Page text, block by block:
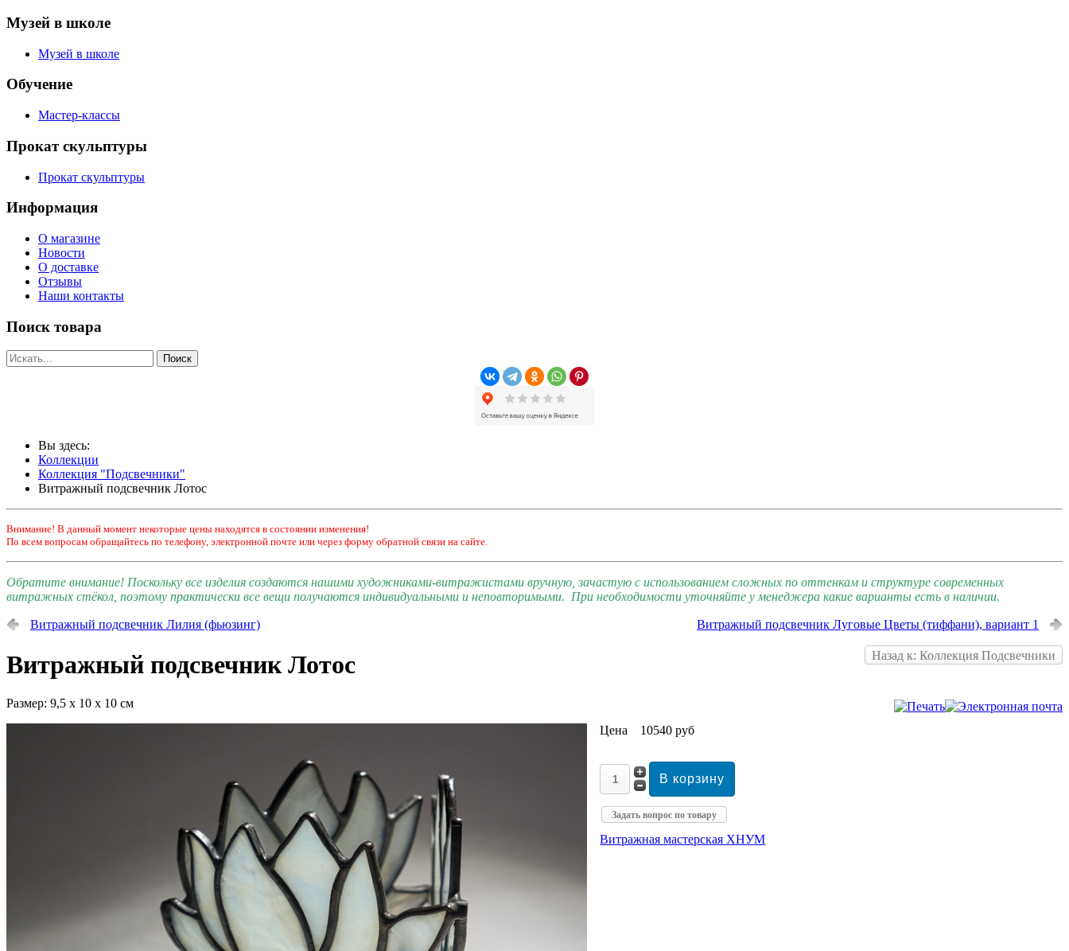
Музей в школе
Музей в школе
Обучение
Мастер-классы
Прокат скульптуры
Прокат скульптуры
Информация
О магазине
Новости
О доставке
Отзывы
Наши контакты
Поиск товара
Вы здесь:
Коллекции
Коллекция "Подсвечники"
Витражный подсвечник Лотос
Внимание! В данный момент некоторые цены находятся в состоянии изменения!
По всем вопросам обращайтесь по телефону, электронной почте или через форму обратной связи на сайте.
Обратите внимание! Поскольку все изделия создаются нашими художниками-витражистами вручную, зачастую с использованием сложных по оттенкам и структуре современных
витражных стёкол, поэтому практически все вещи получаются индивидуальными и неповторимыми. При необходимости уточняйте у менеджера какие варианты есть в наличии.
Витражный подсвечник Лилия (фьюзинг) Витражный подсвечник Луговые Цветы (тиффани), вариант 1
Назад к: Коллекция Подсвечники
Витражный подсвечник Лотос
Размер: 9,5 х 10 х 10 см
Цена
10540 руб
Задать вопрос по товару
Витражная мастерская ХНУМ